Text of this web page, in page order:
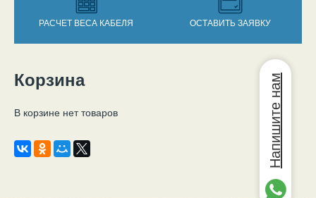
РАСЧЕТ ВЕСА КАБЕЛЯ ОСТАВИТЬ ЗАЯВКУ
Вы здесь
Корзина
В корзине нет товаров Напишите нам